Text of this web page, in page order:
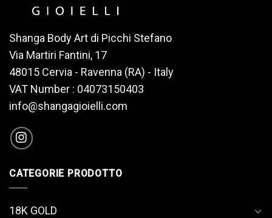
Shanga Body Art di Picchi Stefano
Via Martiri Fantini, 17
48015 Cervia - Ravenna (RA) - Italy
VAT Number : 04073150403
info@shangagioielli.com
CATEGORIE PRODOTTO
18K GOLD